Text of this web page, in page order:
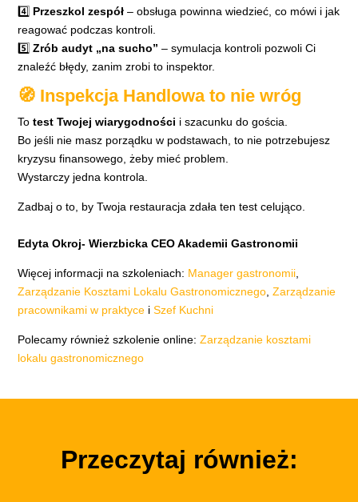
4️⃣ Przeszkol zespół – obsługa powinna wiedzieć, co mówi i jak
reagować podczas kontroli.
5️⃣Zrób audyt „na sucho” – symulacja kontroli pozwoli Ci
znaleźć błędy, zanim zrobi to inspektor.
🧭 Inspekcja Handlowa to nie wróg
Totest Twojej wiarygodności i szacunku do gościa.
Bo jeśli nie masz porządku w podstawach, to nie potrzebujesz
kryzysu finansowego, żeby mieć problem.
Wystarczy jedna kontrola.
Zadbaj o to, by Twoja restauracja zdała ten test celująco.
Edyta Okroj- Wierzbicka CEO Akademii Gastronomii
Więcej informacji na szkoleniach: Manager gastronomii
Zarządzanie Kosztami Lokalu Gastronomicznego ,Zarządzanie
pracownikami w praktyce iSzef Kuchni
Polecamy również szkolenie online:Zarządzanie kosztami
lokalu gastronomicznego
Przeczytaj również: